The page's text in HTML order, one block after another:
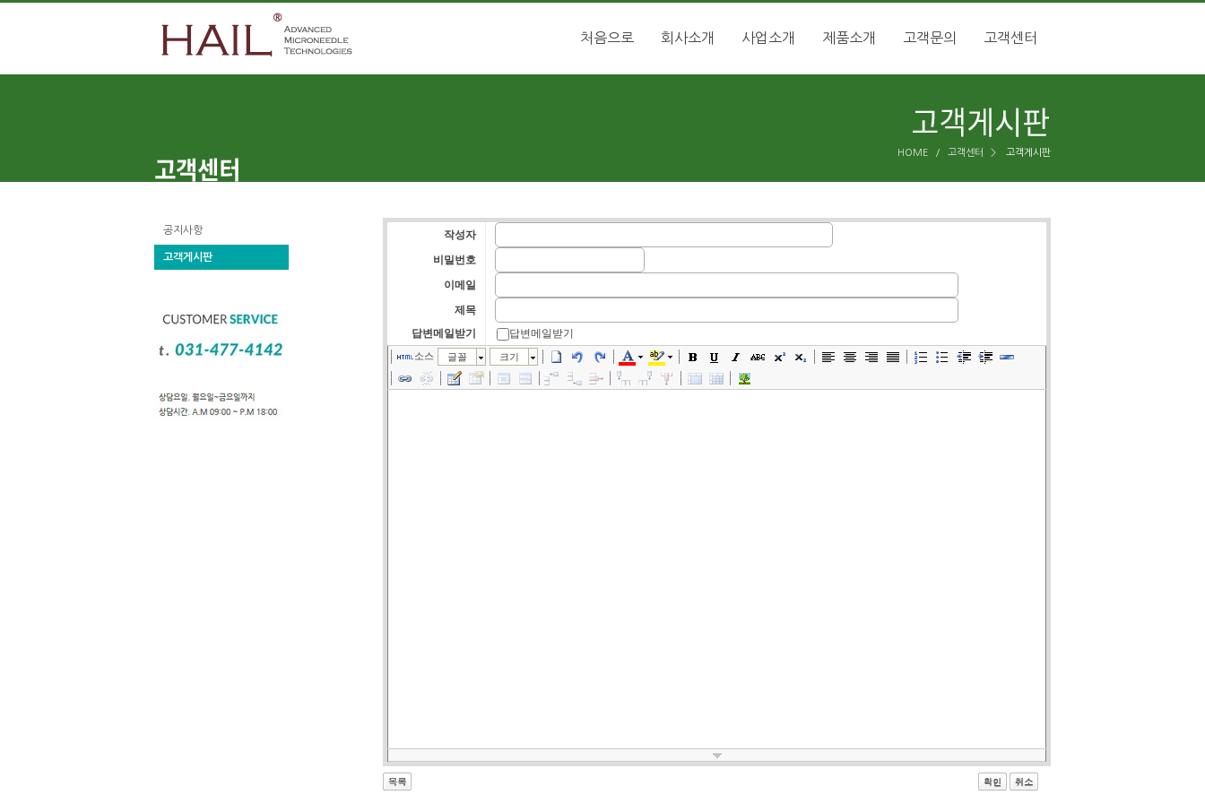
처음으로 회사소개 사업소개 제품소개 고객문의 고객센터
HOME / 고객센터 > 고객게시판
공지사항
고객게시판
작성자
비밀번호
이메일
제목
답변메일받기
답변메일받기
소스 글꼴 크기